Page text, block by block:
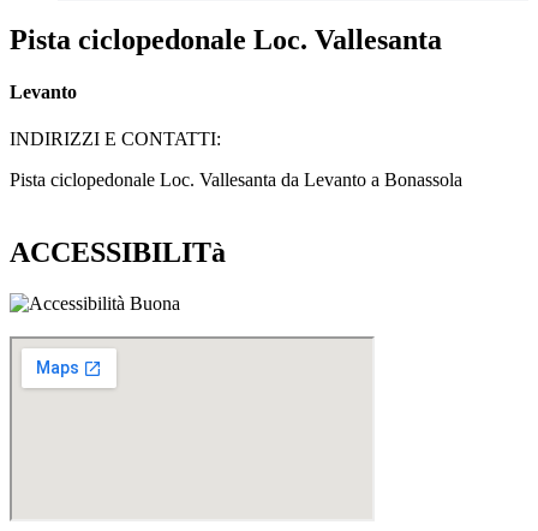
Pista ciclopedonale Loc. Vallesanta
Levanto
INDIRIZZI E CONTATTI:​
Pista ciclopedonale Loc. Vallesanta da Levanto a Bonassola
ACCESSIBILITà